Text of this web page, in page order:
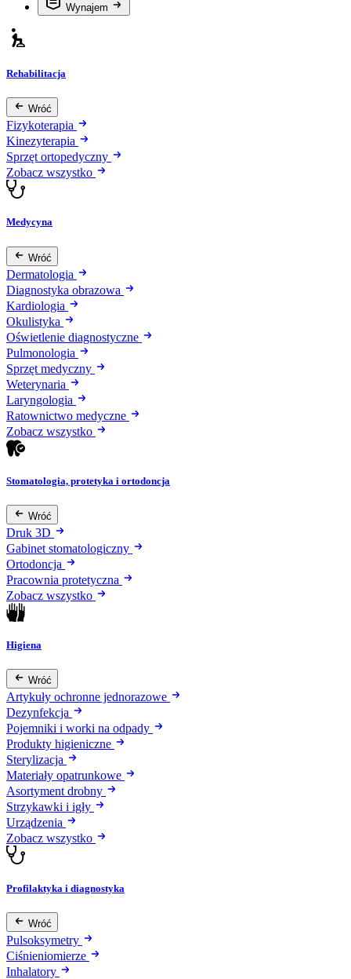
Wynajem
Rehabilitacja
Wróć
Fizykoterapia
Kinezyterapia
Sprzęt ortopedyczny
Zobacz wszystko
Medycyna
Wróć
Dermatologia
Diagnostyka obrazowa
Kardiologia
Okulistyka
Oświetlenie diagnostyczne
Pulmonologia
Sprzęt medyczny
Weterynaria
Laryngologia
Ratownictwo medyczne
Zobacz wszystko
Stomatologia, protetyka i ortodoncja
Wróć
Druk 3D
Gabinet stomatologiczny
Ortodoncja
Pracownia protetyczna
Zobacz wszystko
Higiena
Wróć
Artykuły ochronne jednorazowe
Dezynfekcja
Pojemniki i worki na odpady
Produkty higieniczne
Sterylizacja
Materiały opatrunkowe
Asortyment drobny
Strzykawki i igły
Urządzenia
Zobacz wszystko
Profilaktyka i diagnostyka
Wróć
Pulsoksymetry
Ciśnieniomierze
Inhalatory